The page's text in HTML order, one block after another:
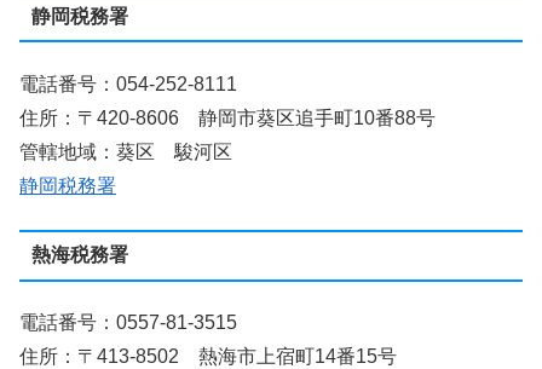
静岡税務署
電話番号：054-252-8111
住所：〒420-8606 静岡市葵区追手町10番88号
管轄地域：葵区 駿河区
静岡税務署
熱海税務署
電話番号：0557-81-3515
住所：〒413-8502 熱海市上宿町14番15号